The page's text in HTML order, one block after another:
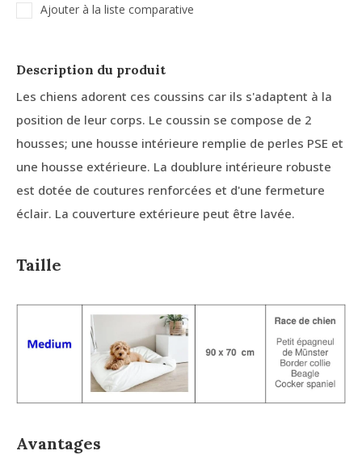
Ajouter à la liste comparative
Description du produit
Les chiens adorent ces coussins car ils s'adaptent à la
position de leur corps. Le coussin se compose de 2
housses; une housse intérieure remplie de perles PSE et
une housse extérieure. La doublure intérieure robuste
est dotée de coutures renforcées et d'une fermeture
éclair. La couverture extérieure peut être lavée.
Taille
Avantages